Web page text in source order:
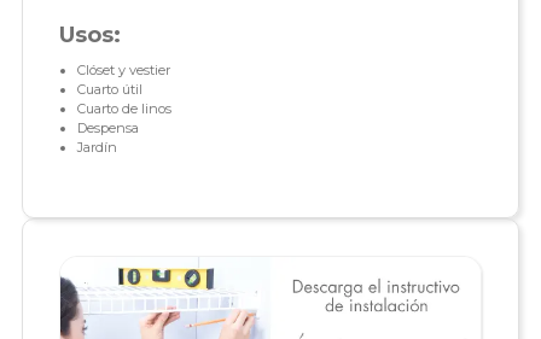
Usos:
Clóset y vestier
Cuarto útil
Cuarto de linos
Despensa
Jardín